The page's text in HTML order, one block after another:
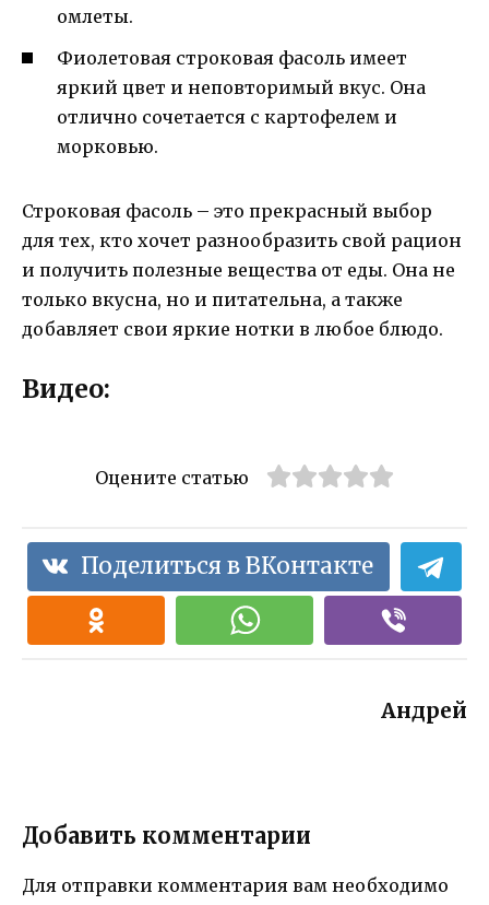
омлеты.
Фиолетовая строковая фасоль имеет
яркий цвет и неповторимый вкус. Она
отлично сочетается с картофелем и
морковью.
Строковая фасоль – это прекрасный выбор
для тех, кто хочет разнообразить свой рацион
и получить полезные вещества от еды. Она не
только вкусна, но и питательна, а также
добавляет свои яркие нотки в любое блюдо.
Видео:
Оцените статью
Поделиться в ВКонтакте
Андрей
Добавить комментарии
Для отправки комментария вам необходимо